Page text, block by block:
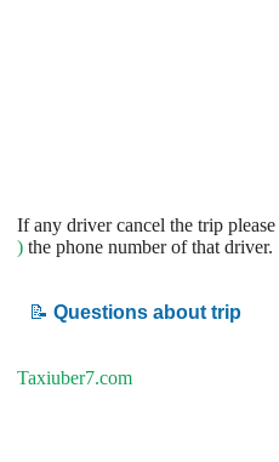
If any driver cancel the trip please
) the phone number of that driver.
📝 Questions about trip
Taxiuber7.com